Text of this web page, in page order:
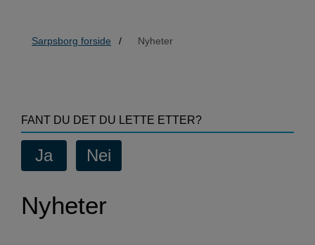
Sarpsborg forside Nyheter
FANT DU DET DU LETTE ETTER?
Nyheter